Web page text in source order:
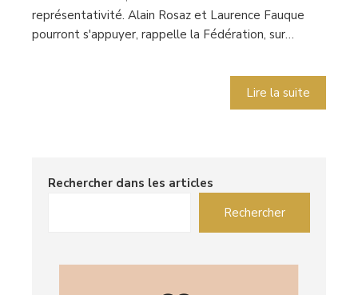
représentativité. Alain Rosaz et Laurence Fauque
pourront s'appuyer, rappelle la Fédération, sur…
Lire la suite
Rechercher dans les articles
Rechercher